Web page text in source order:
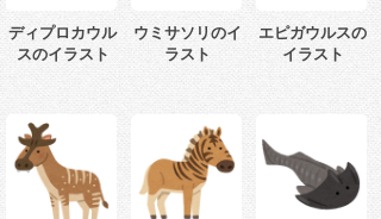
ディプロカウル
スのイラスト
ウミサソリのイ
ラスト
エピガウルスの
イラスト